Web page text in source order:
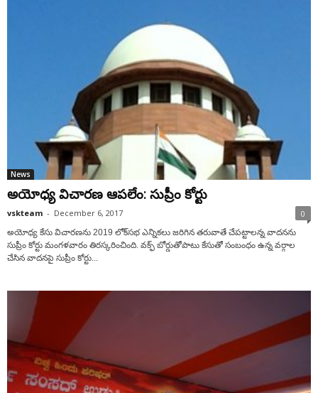
News
అయోధ్య విచారణ ఆపలేం: సుప్రీం కోర్టు
vskteam - December 6, 2017 0
అయోధ్య కేసు విచారణను 2019 లోక్‌సభ ఎన్నికలు జరిగిన తరువాతే చేపట్టాలన్న వాదనను
సుప్రీం కోర్టు మంగళవారం తిరస్కరించింది. వక్ఫ్ బోర్డుతోపాటు కేసుతో సంబంధం ఉన్న వర్గాల
చేసిన వాదనపై సుప్రీం కోర్టు...